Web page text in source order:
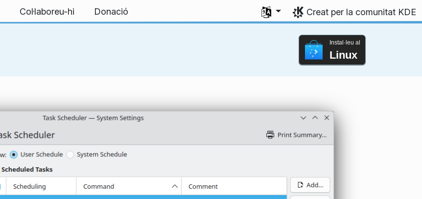
Col·laboreu-hi Donació
Seleccioneu l'idioma
Creat per la comunitat KDE
Instal·leu al
Linux